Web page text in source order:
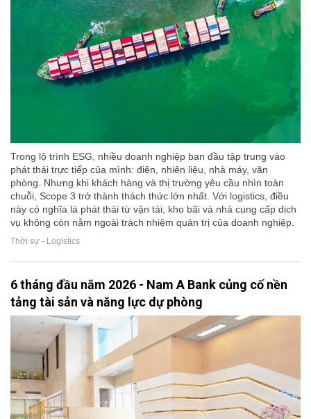
Trong lộ trình ESG, nhiều doanh nghiệp ban đầu tập trung vào
phát thải trực tiếp của mình: điện, nhiên liệu, nhà máy, văn
phòng. Nhưng khi khách hàng và thị trường yêu cầu nhìn toàn
chuỗi, Scope 3 trở thành thách thức lớn nhất. Với logistics, điều
này có nghĩa là phát thải từ vận tải, kho bãi và nhà cung cấp dịch
vụ không còn nằm ngoài trách nhiệm quản trị của doanh nghiệp.
Thời sự - Logistics
6 tháng đầu năm 2026 - Nam A Bank củng cố nền
tảng tài sản và năng lực dự phòng